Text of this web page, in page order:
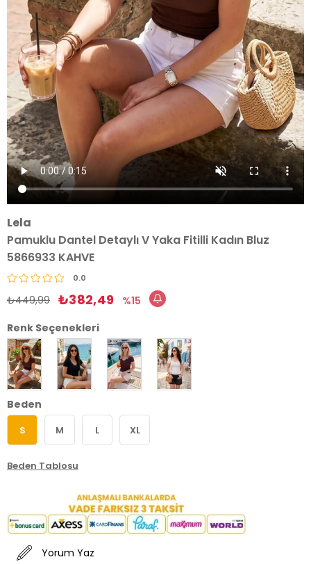
Lela
Pamuklu Dantel Detaylı V Yaka Fitilli Kadın Bluz
5866933 KAHVE
0.0
₺449,99 ₺382,49
15
Renk Seçenekleri
Beden
S M L XL
Beden Tablosu
Yorum Yaz